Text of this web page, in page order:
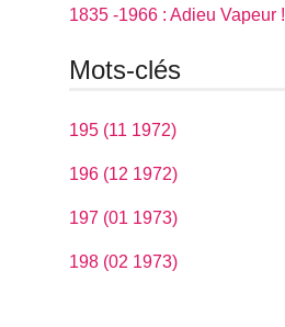
1835 -1966 : Adieu Vapeur !
Mots-clés
195 (11 1972)
196 (12 1972)
197 (01 1973)
198 (02 1973)